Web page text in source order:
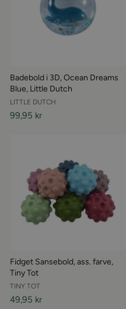
Badebold i 3D, Ocean Dreams
Blue, Little Dutch
LITTLE DUTCH
99,95 kr
Fidget Sansebold, ass. farve,
Tiny Tot
TINY TOT
49,95 kr